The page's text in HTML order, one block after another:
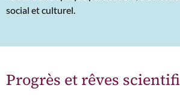
social et culturel.
Progrès et rêves